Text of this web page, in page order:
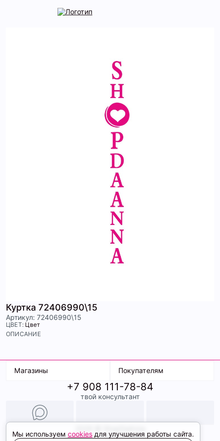
Куртка 72406990\15
Артикул: 72406990\15
ЦВЕТ: Цвет
ОПИСАНИЕ
Магазины
ТК Терминал
ТРК Континент
Покупателям
Доставка
Условия оплаты
Образы
+7 908 111-78-84
твой консультант
Политика конфиденциальности
Мы используем cookies для улучшения работы сайта.